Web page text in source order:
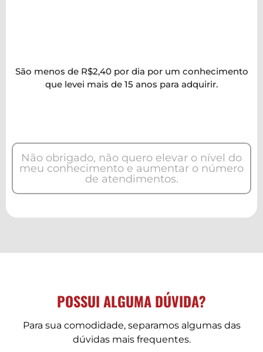
São menos de R$2,40 por dia por um conhecimento
que levei mais de 15 anos para adquirir.
Não obrigado, não quero elevar o nível do
meu conhecimento e aumentar o número
de atendimentos.
POSSUI ALGUMA DÚVIDA?
Para sua comodidade, separamos algumas das
dúvidas mais frequentes.